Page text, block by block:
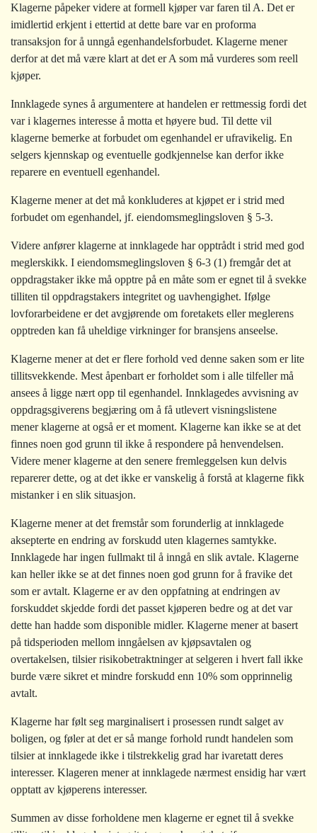
Klagerne påpeker videre at formell kjøper var faren til A. Det er
imidlertid erkjent i ettertid at dette bare var en proforma
transaksjon for å unngå egenhandelsforbudet. Klagerne mener
derfor at det må være klart at det er A som må vurderes som reell
kjøper.
Innklagede synes å argumentere at handelen er rettmessig fordi det
var i klagernes interesse å motta et høyere bud. Til dette vil
klagerne bemerke at forbudet om egenhandel er ufravikelig. En
selgers kjennskap og eventuelle godkjennelse kan derfor ikke
reparere en eventuell egenhandel.
Klagerne mener at det må konkluderes at kjøpet er i strid med
forbudet om egenhandel, jf. eiendomsmeglingsloven § 5-3.
Videre anfører klagerne at innklagede har opptrådt i strid med god
meglerskikk. I eiendomsmeglingsloven § 6-3 (1) fremgår det at
oppdragstaker ikke må opptre på en måte som er egnet til å svekke
tilliten til oppdragstakers integritet og uavhengighet. Ifølge
lovforarbeidene er det avgjørende om foretakets eller meglerens
opptreden kan få uheldige virkninger for bransjens anseelse.
Klagerne mener at det er flere forhold ved denne saken som er lite
tillitsvekkende. Mest åpenbart er forholdet som i alle tilfeller må
ansees å ligge nært opp til egenhandel. Innklagedes avvisning av
oppdragsgiverens begjæring om å få utlevert visningslistene
mener klagerne at også er et moment. Klagerne kan ikke se at det
finnes noen god grunn til ikke å respondere på henvendelsen.
Videre mener klagerne at den senere fremleggelsen kun delvis
reparerer dette, og at det ikke er vanskelig å forstå at klagerne fikk
mistanker i en slik situasjon.
Klagerne mener at det fremstår som forunderlig at innklagede
aksepterte en endring av forskudd uten klagernes samtykke.
Innklagede har ingen fullmakt til å inngå en slik avtale. Klagerne
kan heller ikke se at det finnes noen god grunn for å fravike det
som er avtalt. Klagerne er av den oppfatning at endringen av
forskuddet skjedde fordi det passet kjøperen bedre og at det var
dette han hadde som disponible midler. Klagerne mener at basert
på tidsperioden mellom inngåelsen av kjøpsavtalen og
overtakelsen, tilsier risikobetraktninger at selgeren i hvert fall ikke
burde være sikret et mindre forskudd enn 10% som opprinnelig
avtalt.
Klagerne har følt seg marginalisert i prosessen rundt salget av
boligen, og føler at det er så mange forhold rundt handelen som
tilsier at innklagede ikke i tilstrekkelig grad har ivaretatt deres
interesser. Klageren mener at innklagede nærmest ensidig har vært
opptatt av kjøperens interesser.
Summen av disse forholdene men klagerne er egnet til å svekke